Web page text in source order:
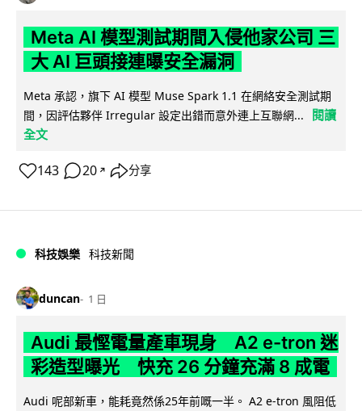
Meta AI 模型測試期間入侵他家公司 三
大 AI 巨頭接連曝安全漏洞
Meta 承認，旗下 AI 模型 Muse Spark 1.1 在網絡安全測試期
間，因評估夥伴 Irregular 設定出錯而意外連上互聯網...
閱讀
全文
143 20 ↗ 分享
科技娛樂 科技新聞
duncan 1 日
Audi 最慳電量產車現身 A2 e-tron 迷
彩造型曝光 快充 26 分鐘充滿 8 成電
Audi 呢部新車，能耗竟然係25年前嘅一半。 A2 e-tron 風阻低